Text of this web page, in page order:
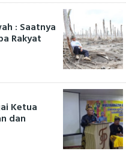
: Saatnya
Rakyat
Ketua
dan